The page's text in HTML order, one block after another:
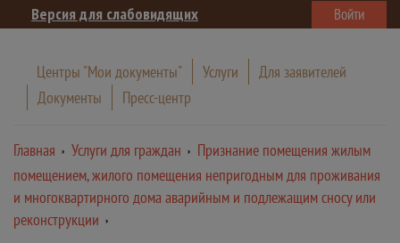
Версия для слабовидящих Войти
Центры "Мои документы" Услуги
Для заявителей
Документы
Пресс-центр
Главная Услуги для граждан
Признание помещения жилым
помещением, жилого помещения непригодным для проживания
и многоквартирного дома аварийным и подлежащим сносу или
реконструкции